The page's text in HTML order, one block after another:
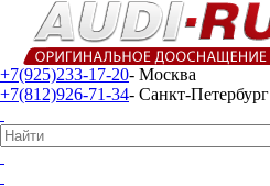
+7(925)233-17-20- Москва
+7(812)926-71-34- Санкт-Петербург